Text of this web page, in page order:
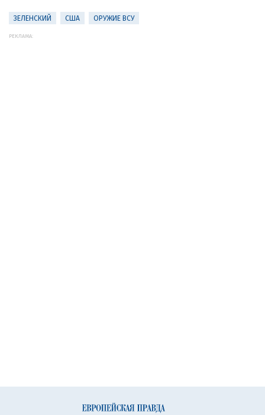
ЗЕЛЕНСКИЙ США ОРУЖИЕ ВСУ
РЕКЛАМА: